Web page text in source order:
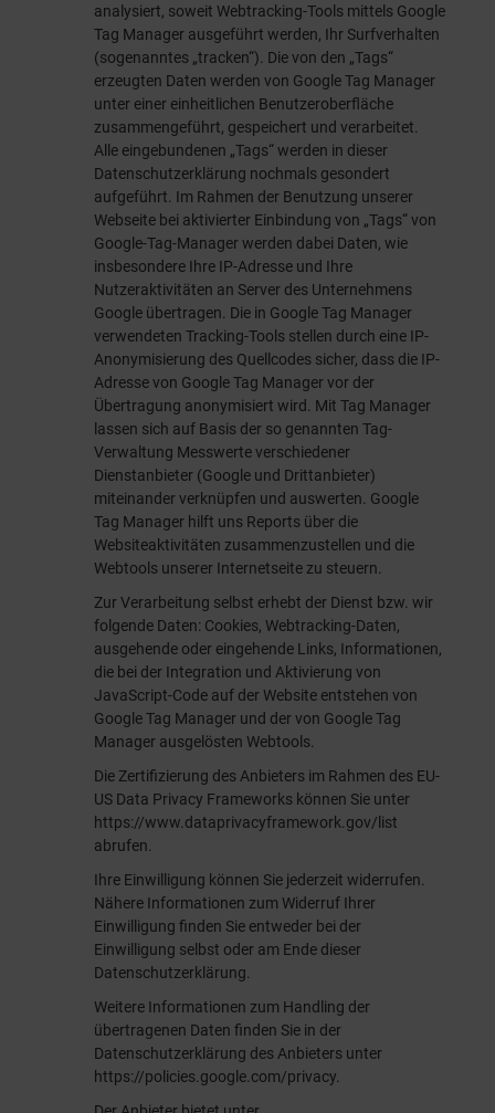
analysiert, soweit Webtracking-Tools mittels Google
Tag Manager ausgeführt werden, Ihr Surfverhalten
(sogenanntes „tracken“). Die von den „Tags“
erzeugten Daten werden von Google Tag Manager
unter einer einheitlichen Benutzeroberfläche
zusammengeführt, gespeichert und verarbeitet.
Alle eingebundenen „Tags“ werden in dieser
Datenschutzerklärung nochmals gesondert
aufgeführt. Im Rahmen der Benutzung unserer
Webseite bei aktivierter Einbindung von „Tags“ von
Google-Tag-Manager werden dabei Daten, wie
insbesondere Ihre IP-Adresse und Ihre
Nutzeraktivitäten an Server des Unternehmens
Google übertragen. Die in Google Tag Manager
verwendeten Tracking-Tools stellen durch eine IP-
Anonymisierung des Quellcodes sicher, dass die IP-
Adresse von Google Tag Manager vor der
Übertragung anonymisiert wird. Mit Tag Manager
lassen sich auf Basis der so genannten Tag-
Verwaltung Messwerte verschiedener
Dienstanbieter (Google und Drittanbieter)
miteinander verknüpfen und auswerten. Google
Tag Manager hilft uns Reports über die
Websiteaktivitäten zusammenzustellen und die
Webtools unserer Internetseite zu steuern.
Zur Verarbeitung selbst erhebt der Dienst bzw. wir
folgende Daten: Cookies, Webtracking-Daten,
ausgehende oder eingehende Links, Informationen,
die bei der Integration und Aktivierung von
JavaScript-Code auf der Website entstehen von
Google Tag Manager und der von Google Tag
Manager ausgelösten Webtools.
Die Zertifizierung des Anbieters im Rahmen des EU-
US Data Privacy Frameworks können Sie unter
https://www.dataprivacyframework.gov/list
abrufen.
Ihre Einwilligung können Sie jederzeit widerrufen.
Nähere Informationen zum Widerruf Ihrer
Einwilligung finden Sie entweder bei der
Einwilligung selbst oder am Ende dieser
Datenschutzerklärung.
Weitere Informationen zum Handling der
übertragenen Daten finden Sie in der
Datenschutzerklärung des Anbieters unter
https://policies.google.com/privacy.